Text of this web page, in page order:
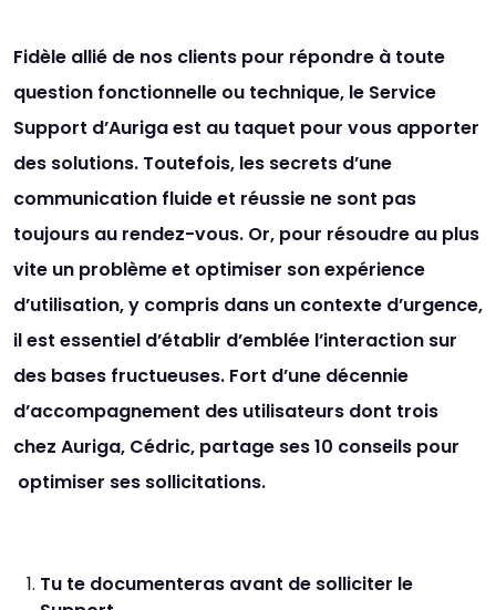
Fidèle allié de nos clients pour répondre à toute
question fonctionnelle ou technique, le Service
Support d’Auriga est au taquet pour vous apporter
des solutions. Toutefois, les secrets d’une
communication fluide et réussie ne sont pas
toujours au rendez-vous. Or, pour résoudre au plus
vite un problème et optimiser son expérience
d’utilisation, y compris dans un contexte d’urgence,
il est essentiel d’établir d’emblée l’interaction sur
des bases fructueuses. Fort d’une décennie
d’accompagnement des utilisateurs dont trois
chez Auriga, Cédric, partage ses 10 conseils pour
optimiser ses sollicitations.
Tu te documenteras avant de solliciter le